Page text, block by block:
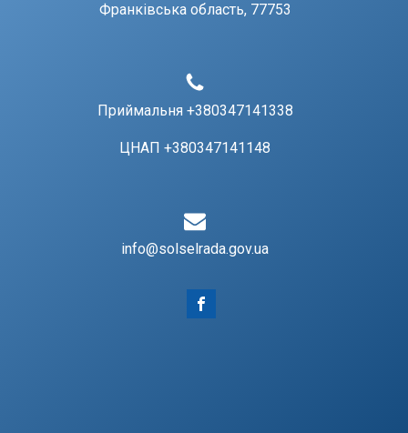
Франківська область, 77753
Приймальня +380347141338
ЦНАП +380347141148
info@solselrada.gov.ua